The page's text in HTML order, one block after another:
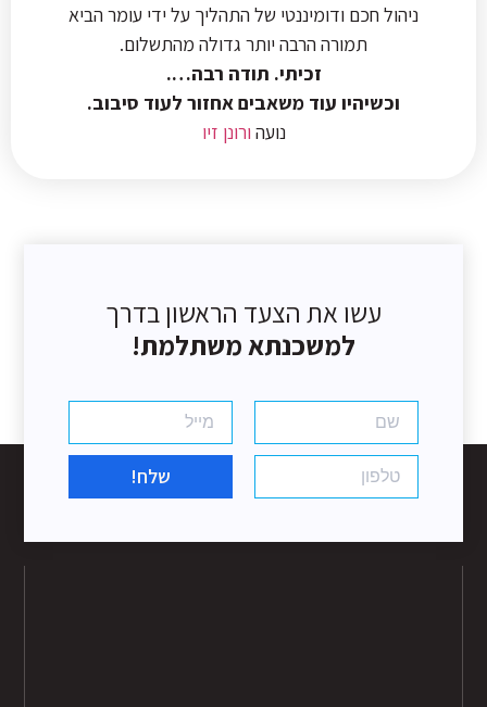
ניהול חכם ודומיננטי של התהליך על ידי עומר הביא
תמורה הרבה יותר גדולה מהתשלום.
זכיתי. תודה רבה….
וכשיהיו עוד משאבים אחזור לעוד סיבוב.
נועה ורונן זיו
עשו את הצעד הראשון בדרך
למשכנתא משתלמת!
שלח!